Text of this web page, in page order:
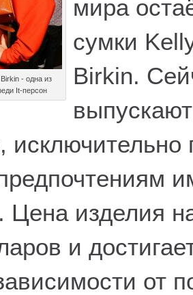
- одна из
It-персон
мира
сумки
Birkin.
исключительно
Цена изделия
и
от